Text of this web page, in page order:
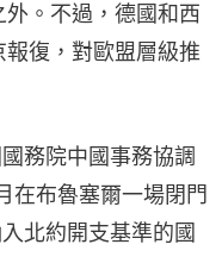
。不過，德國和西
復，對歐盟層級推
務院中國事務協調
在布魯塞爾一場閉門
北約開支基準的國